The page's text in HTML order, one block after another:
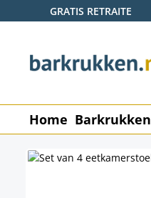
de hoofdinhoud
Ga naar de zoekopdracht
Ga naar de hoofdnavigatie
GRATIS RETRAITE
Home Barkrukken